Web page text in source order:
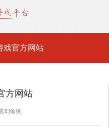
戏官方网站
方网站
幻仙侠